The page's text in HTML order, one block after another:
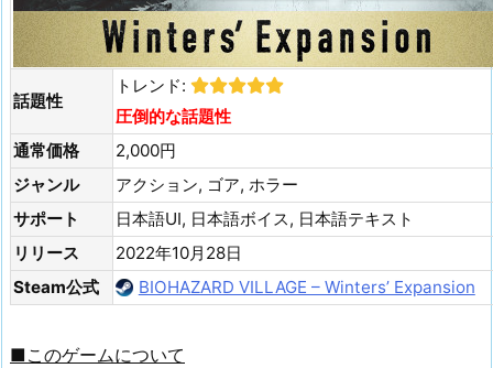
話題性
トレンド:
圧倒的な話題性
通常価格
2,000円
ジャンル
アクション, ゴア, ホラー
サポート
日本語UI, 日本語ボイス, 日本語テキスト
リリース
2022年10月28日
Steam公式
BIOHAZARD VILLAGE – Winters’ Expansion
■このゲームについて